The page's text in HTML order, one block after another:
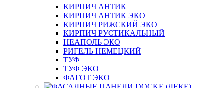
КИРПИЧ АНТИК
КИРПИЧ АНТИК ЭКО
КИРПИЧ РИЖСКИЙ ЭКО
КИРПИЧ РУСТИКАЛЬНЫЙ
НЕАПОЛЬ ЭКО
РИГЕЛЬ НЕМЕЦКИЙ
ТУФ
ТУФ ЭКО
ФАГОТ ЭКО